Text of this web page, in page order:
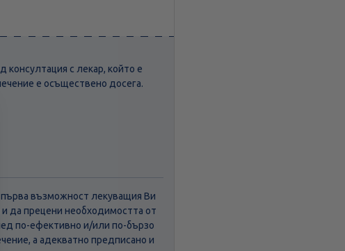
консултация с лекар, който е
е осъществено досега.
възможност лекуващия Ви
да прецени необходимостта от
по-ефективно и/или по-бързо
а адекватно предписано и